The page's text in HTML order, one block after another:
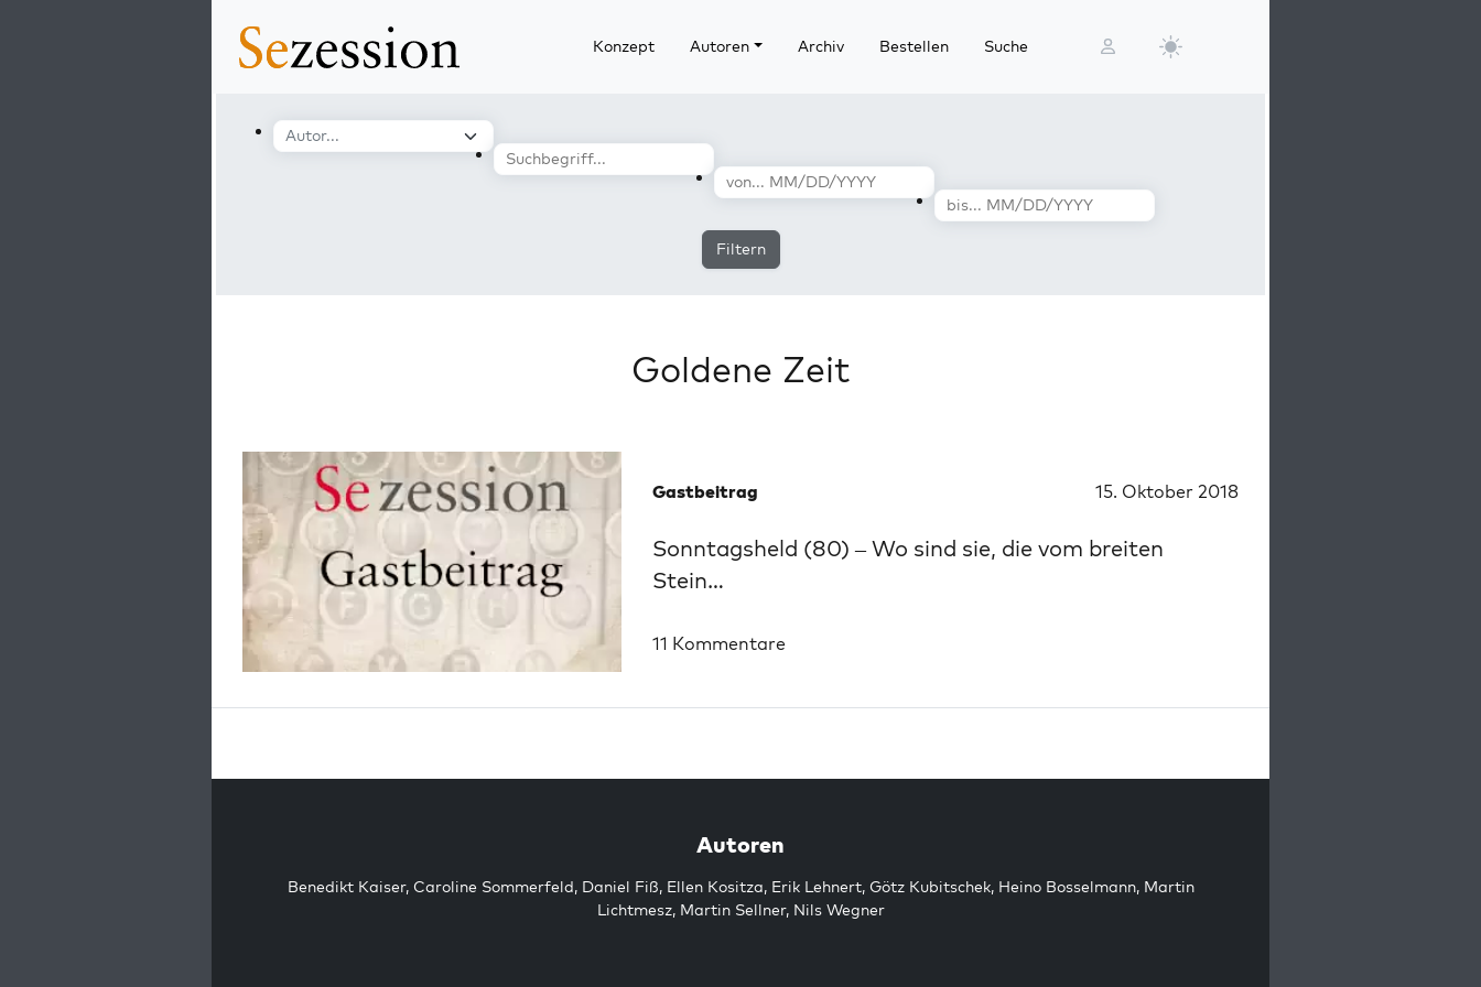
Konzept Autoren Archiv Bestellen Suche
Filtern
Goldene Zeit
Gastbeitrag 15. Oktober 2018
Sonntagsheld (80) – Wo sind sie, die vom breiten
Stein…
11 Kommentare
Autoren
Benedikt Kaiser, Caroline Sommerfeld, Daniel Fiß, Ellen Kositza, Erik Lehnert, Götz Kubitschek, Heino Bosselmann, Martin
Lichtmesz, Martin Sellner, Nils Wegner